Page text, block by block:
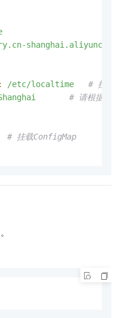
/etc/localtime
# 挂载
# 请根据您
# 挂载ConfigMap